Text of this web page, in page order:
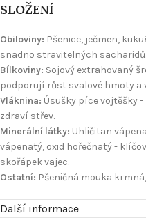
SLOŽENÍ
Obiloviny: Pšenice, ječmen,
snadno stravitelných sacharidů.
Bílkoviny: Sojový extrahovaný
podporují růst svalové hmoty a
Vláknina: Úsušky píce vojtěšky
zdraví střev.
Minerální látky: Uhličitan
vápenatý, oxid hořečnatý -
skořápek vajec.
Ostatní: Pšeničná mouka
Další informace